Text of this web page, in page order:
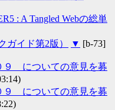
: A Tangled Webの総単
ガイド第2版） ▼ [b-73]
９ についての意見を募
９ についての意見を募